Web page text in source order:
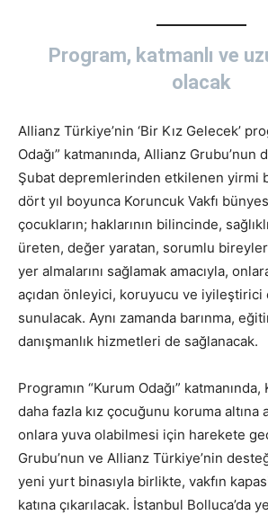
Program, katmanlı ve
olacak
Allianz Türkiye’nin ‘Bir Kız Gelecek’
Odağı” katmanında, Allianz Grubu’nun
Şubat depremlerinden etkilenen yirmi
dört yıl boyunca Koruncuk Vakfı
çocukların; haklarının bilincinde,
üreten, değer yaratan, sorumlu
yer almalarını sağlamak amacıyla,
açıdan önleyici, koruyucu ve iyileştirici
sunulacak. Aynı zamanda barınma,
danışmanlık hizmetleri de sağlanacak.
Programın “Kurum Odağı” katmanında,
daha fazla kız çocuğunu koruma altına
onlara yuva olabilmesi için harekete
Grubu’nun ve Allianz Türkiye’nin
yeni yurt binasıyla birlikte, vakfın
katına çıkarılacak. İstanbul Bolluca’da